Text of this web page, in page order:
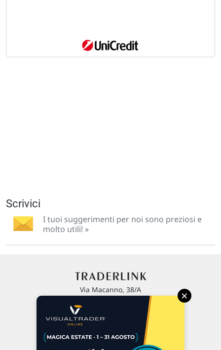
Scrivici
I tuoi suggerimenti per noi sono preziosi e
molto utili! »
Via Macanno, 38/A
P.IVA 02 452 460 401
Chi siamo
×